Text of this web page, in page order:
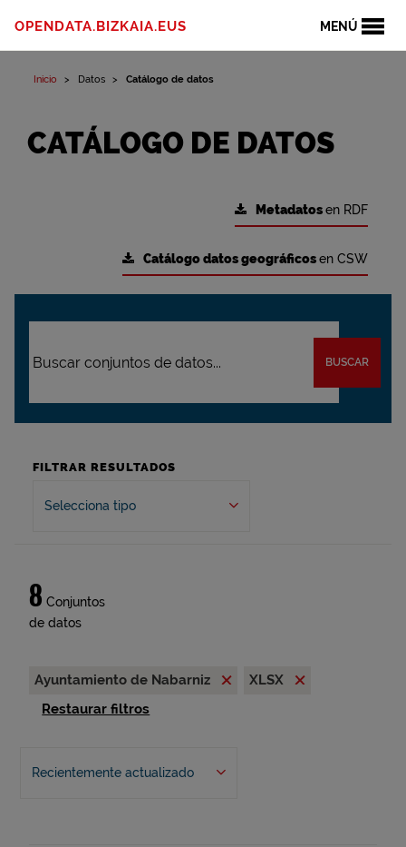
MENÚ
OPENDATA.BIZKAIA.EUS
Inicio Datos Catálogo de datos
CATÁLOGO DE DATOS
Metadatosen RDF
Catálogo datos geográficosen CSW
BUSCAR
FILTRAR RESULTADOS
Selecciona tipo
8 Conjuntos
de datos
Ayuntamiento de Nabarniz
XLSX
Restaurar filtros
Recientemente actualizado